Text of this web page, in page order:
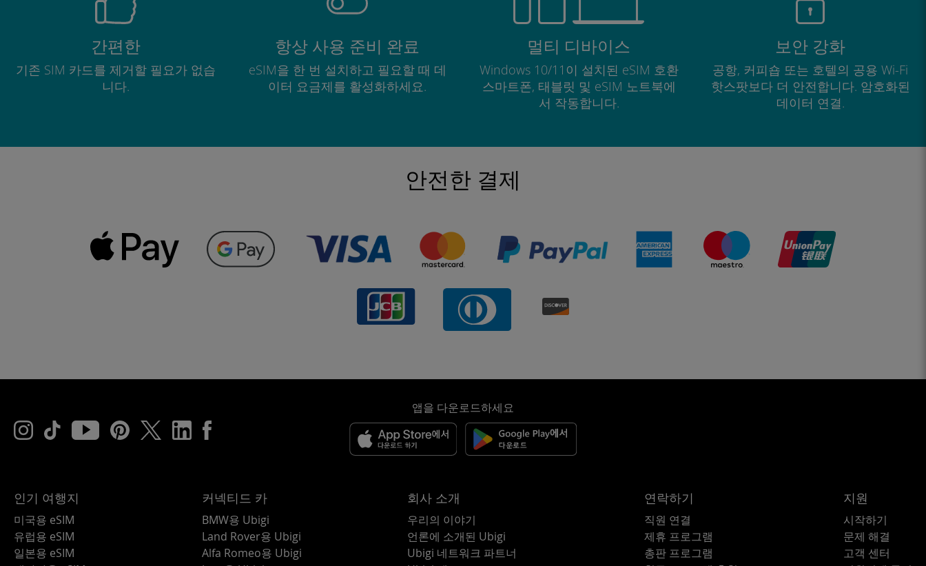
간편한
기존 SIM 카드를 제거할 필요가 없습
니다.
항상 사용 준비 완료
eSIM을 한 번 설치하고 필요할 때 데
이터 요금제를 활성화하세요.
멀티 디바이스
Windows 10/11이 설치된 eSIM 호환
스마트폰, 태블릿 및 eSIM 노트북에
서 작동합니다.
보안 강화
공항, 커피숍 또는 호텔의 공용 Wi-Fi
핫스팟보다 더 안전합니다. 암호화된
데이터 연결.
안전한 결제
앱을 다운로드하세요
인기 여행지
미국용 eSIM
유럽용 eSIM
일본용 eSIM
커넥티드 카
BMW용 Ubigi
Land Rover용 Ubigi
Alfa Romeo용 Ubigi
회사 소개
우리의 이야기
언론에 소개된 Ubigi
Ubigi 네트워크 파트너
연락하기
직원 연결
제휴 프로그램
총판 프로그램
지원
시작하기
문제 해결
고객 센터